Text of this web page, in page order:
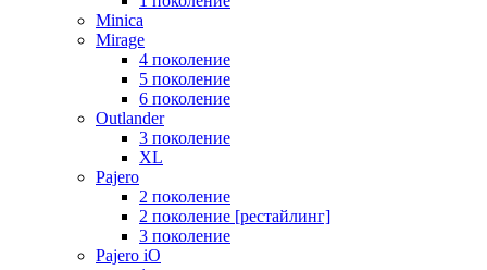
Minica
Mirage
4 поколение
5 поколение
6 поколение
Outlander
3 поколение
XL
Pajero
2 поколение
2 поколение [рестайлинг]
3 поколение
Pajero iO